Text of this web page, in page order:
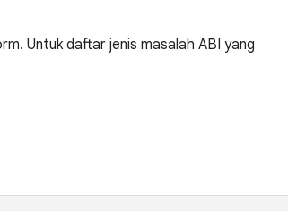
Untuk daftar jenis masalah ABI yang